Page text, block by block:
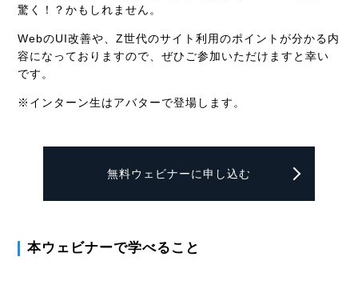
驚く！？かもしれません。
WebのUI改善や、Z世代のサイト利用のポイントが分かる内
容になっておりますので、ぜひご参加いただけますと幸い
です。
※インターン生はアバターで登場します。
無料ウェビナーに申し込む
本ウェビナーで学べること